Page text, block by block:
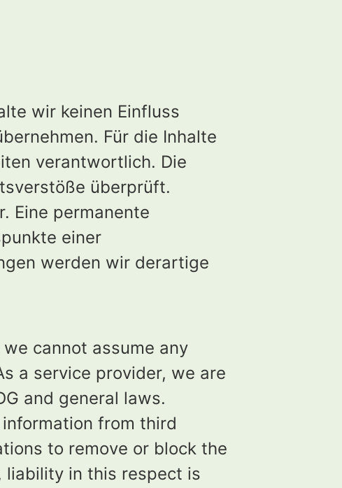
wir keinen Einfluss
Für die Inhalte
verantwortlich. Die
überprüft.
Eine permanente
einer
werden wir derartige
cannot assume any
a service provider, we are
and general laws.
from third
to remove or block the
liability in this respect is